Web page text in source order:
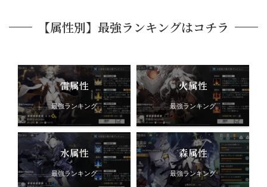
【属性別】最強ランキングはコチラ
雷属性
最強ランキング
火属性
最強ランキング
水属性
最強ランキング
森属性
最強ランキング